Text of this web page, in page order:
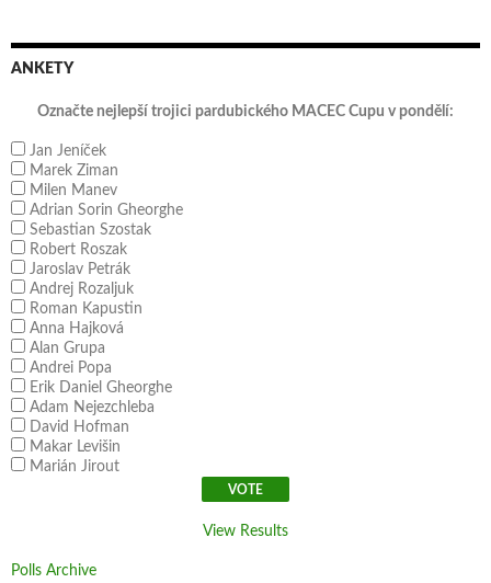
ANKETY
Označte nejlepší trojici pardubického MACEC Cupu v pondělí:
Jan Jeníček
Marek Ziman
Milen Manev
Adrian Sorin Gheorghe
Sebastian Szostak
Robert Roszak
Jaroslav Petrák
Andrej Rozaljuk
Roman Kapustin
Anna Hajková
Alan Grupa
Andrei Popa
Erik Daniel Gheorghe
Adam Nejezchleba
David Hofman
Makar Levišin
Marián Jirout
View Results
Polls Archive